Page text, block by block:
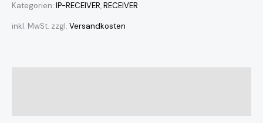
Kategorien: IP-RECEIVER,RECEIVER
inkl. MwSt. zzgl. Versandkosten